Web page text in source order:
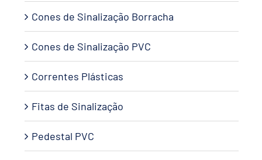
Cones de Sinalização Borracha
Cones de Sinalização PVC
Correntes Plásticas
Fitas de Sinalização
Pedestal PVC